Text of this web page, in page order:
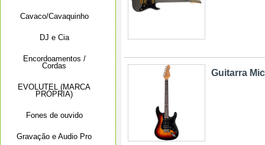
Cavaco/Cavaquinho
DJ e Cia
Encordoamentos /
Cordas
EVOLUTEL (MARCA
PRÓPRIA)
Fones de ouvido
Gravação e Audio Pro
Guitarra